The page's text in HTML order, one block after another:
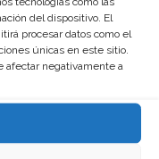
del dispositivo. El
procesar datos como el
únicas en este sitio.
afectar negativamente a
al Señor de los
favorito...
25